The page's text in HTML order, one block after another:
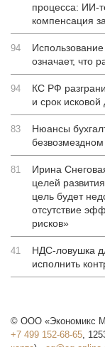
процесса: ИИ-
компенсация
94
означает, что
94
КС РФ
и срок исковой
83
Нюансы
81
Ирина
целей
цель будет
отсутствие
рисков»
41
НДС-ловушка
исполнить
© ООО «Экономикс
+7 499 152-68-65,